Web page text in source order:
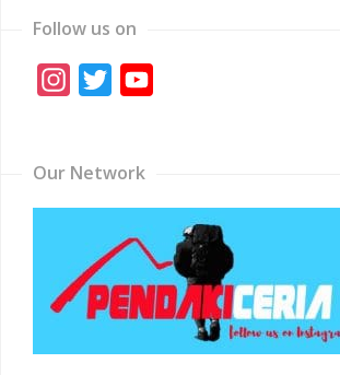
Follow us on
Instagram
Twitter
Our Network